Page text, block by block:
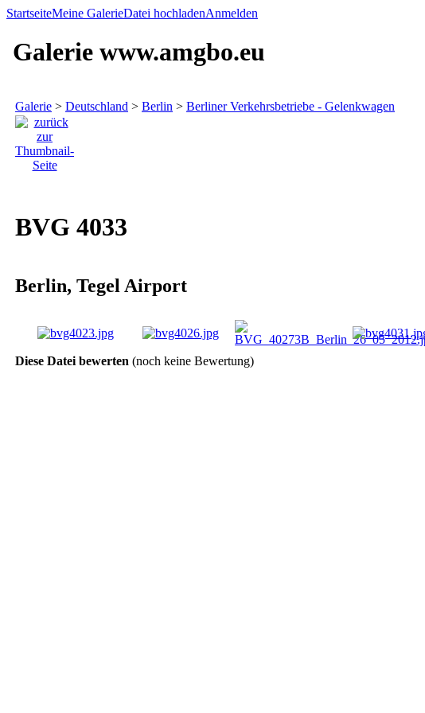
StartseiteMeine GalerieDatei hochladenAnmelden
Galerie www.amgbo.eu
Galerie > Deutschland > Berlin > Berliner Verkehrsbetriebe - Gelenkwagen
BVG 4033
Berlin, Tegel Airport
Diese Datei bewerten (noch keine Bewertung)